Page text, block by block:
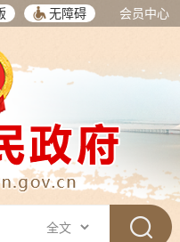
无障碍 会员中心